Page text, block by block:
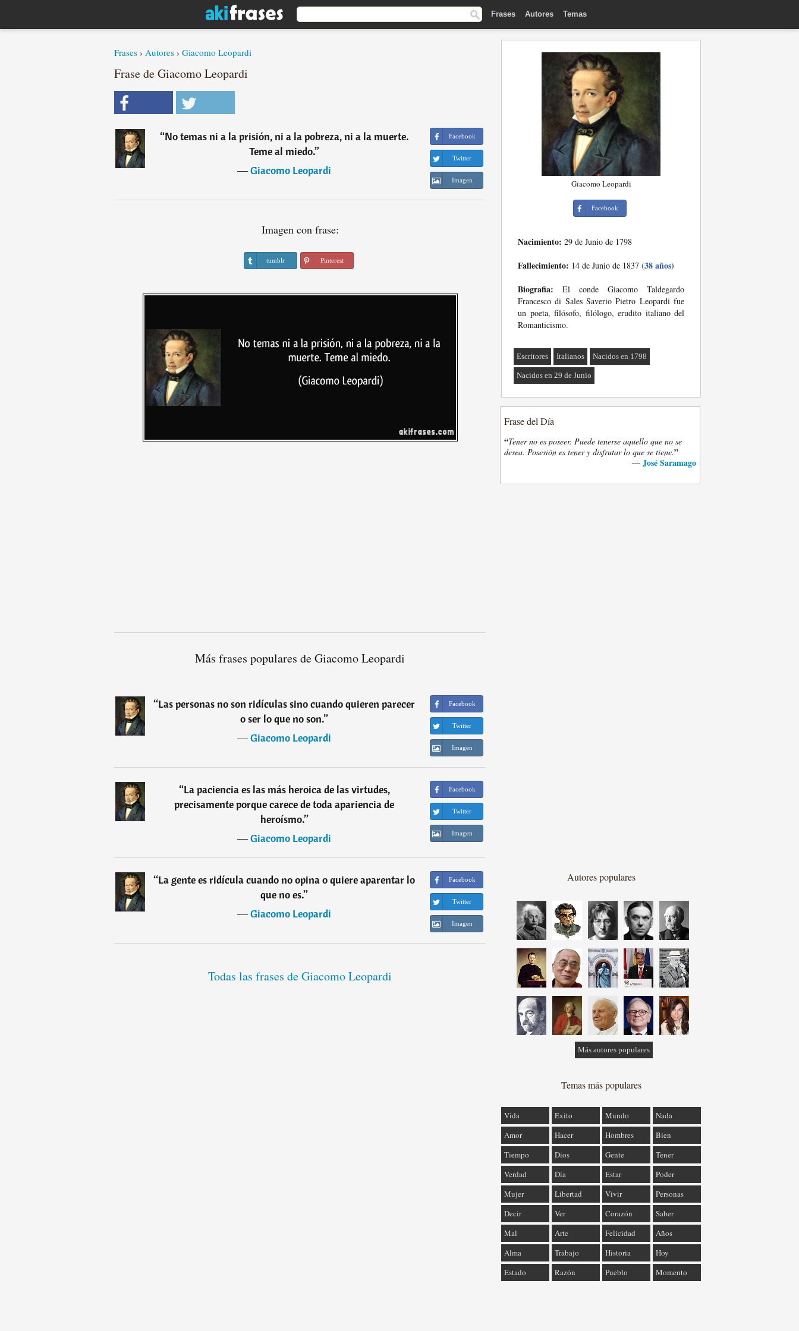
Frases Autores Temas
Frases › Autores › Giacomo Leopardi
Frase de Giacomo Leopardi
“No temas ni a la prisión, ni a la pobreza, ni a la muerte.
Teme al miedo.”
―Giacomo Leopardi
Facebook
Twitter
Imagen
Imagen con frase:
tumblr Pinterest
Más frases populares de Giacomo Leopardi
“Las personas no son ridículas sino cuando quieren parecer
o ser lo que no son.”
―Giacomo Leopardi
Facebook
Twitter
Imagen
“La paciencia es las más heroica de las virtudes,
precisamente porque carece de toda apariencia de
heroísmo.”
―Giacomo Leopardi
Facebook
Twitter
Imagen
“La gente es ridícula cuando no opina o quiere aparentar lo
que no es.”
―Giacomo Leopardi
Facebook
Twitter
Imagen
Todas las frases de Giacomo Leopardi
Giacomo Leopardi
Facebook
Nacimiento: 29 de Junio de 1798
Fallecimiento: 14 de Junio de 1837 (38 años)
Biografia: El conde Giacomo Taldegardo
Francesco di Sales Saverio Pietro Leopardi fue
un poeta, filósofo, filólogo, erudito italiano del
Romanticismo.
Escritores Italianos Nacidos en 1798
Nacidos en 29 de Junio
Frase del Día
“Tener no es poseer. Puede tenerse aquello que no se
desea. Posesión es tener y disfrutar lo que se tiene.”
— José Saramago
Autores populares
Más autores populares
Temas más populares
Vida Éxito Mundo
Nada
Amor
Hacer Hombres
Bien
Tiempo
Dios Gente
Tener
Verdad
Día Estar
Poder
Mujer
Libertad Vivir
Personas
Decir
Ver Corazón
Saber
Mal
Arte Felicidad
Años
Alma
Trabajo Historia
Hoy
Estado
Razón Pueblo Momento